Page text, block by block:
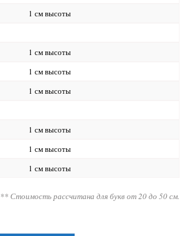
1 см высоты
1 см высоты
1 см высоты
1 см высоты
1 см высоты
1 см высоты
1 см высоты
** Стоимость рассчитана для букв от 20 до 50 см.